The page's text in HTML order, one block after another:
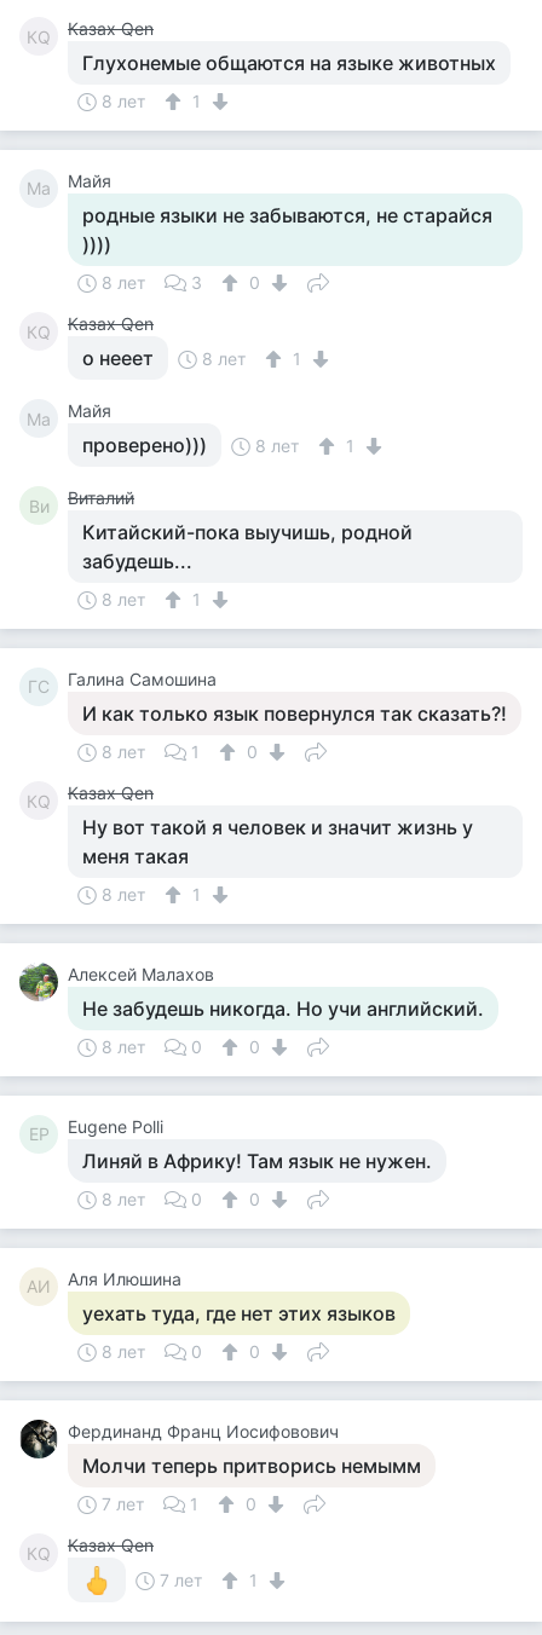
КQ Казах Qen
Глухонемые общаются на языке животных
8 лет 1
Ма Майя
родные языки не забываются, не старайся
))))
8 лет 3 0
КQ Казах Qen
о нееет 8 лет 1
Ма Майя
проверено))) 8 лет 1
Ви Виталий
Китайский-пока выучишь, родной
забудешь...
8 лет 1
ГС Галина Самошина
И как только язык повернулся так сказать?!
8 лет 1 0
КQ Казах Qen
Ну вот такой я человек и значит жизнь у
меня такая
8 лет 1
Алексей Малахов
Не забудешь никогда. Но учи английский.
8 лет 0 0
EP Eugene Polli
Линяй в Африку! Там язык не нужен.
8 лет 0 0
АИ Аля Илюшина
уехать туда, где нет этих языков
8 лет 0 0
Фердинанд Франц Иосифовович
Молчи теперь притворись немымм
7 лет 1 0
КQ
Казах Qen
7 лет
1